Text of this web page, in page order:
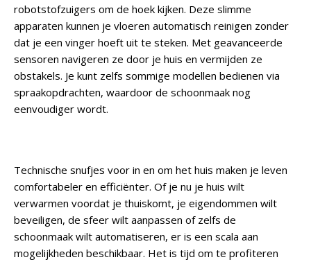
robotstofzuigers om de hoek kijken. Deze slimme
apparaten kunnen je vloeren automatisch reinigen zonder
dat je een vinger hoeft uit te steken. Met geavanceerde
sensoren navigeren ze door je huis en vermijden ze
obstakels. Je kunt zelfs sommige modellen bedienen via
spraakopdrachten, waardoor de schoonmaak nog
eenvoudiger wordt.
Technische snufjes voor in en om het huis maken je leven
comfortabeler en efficiënter. Of je nu je huis wilt
verwarmen voordat je thuiskomt, je eigendommen wilt
beveiligen, de sfeer wilt aanpassen of zelfs de
schoonmaak wilt automatiseren, er is een scala aan
mogelijkheden beschikbaar. Het is tijd om te profiteren